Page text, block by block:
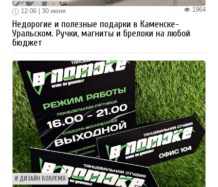
1964
12:06 | 30 июня
Недорогие и полезные подарки в Каменске-
Уральском. Ручки, магниты и брелоки на любой
бюджет
ДИЗАЙН ВОВРЕМЯ